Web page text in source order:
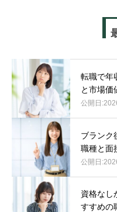
転職で年
と市場価
ブランク
職種と面
資格なし
すすめの